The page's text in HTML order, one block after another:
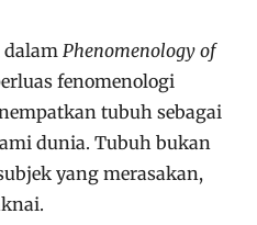
dalam Phenomenology of
fenomenologi
tubuh sebagai
dunia. Tubuh bukan
yang merasakan,